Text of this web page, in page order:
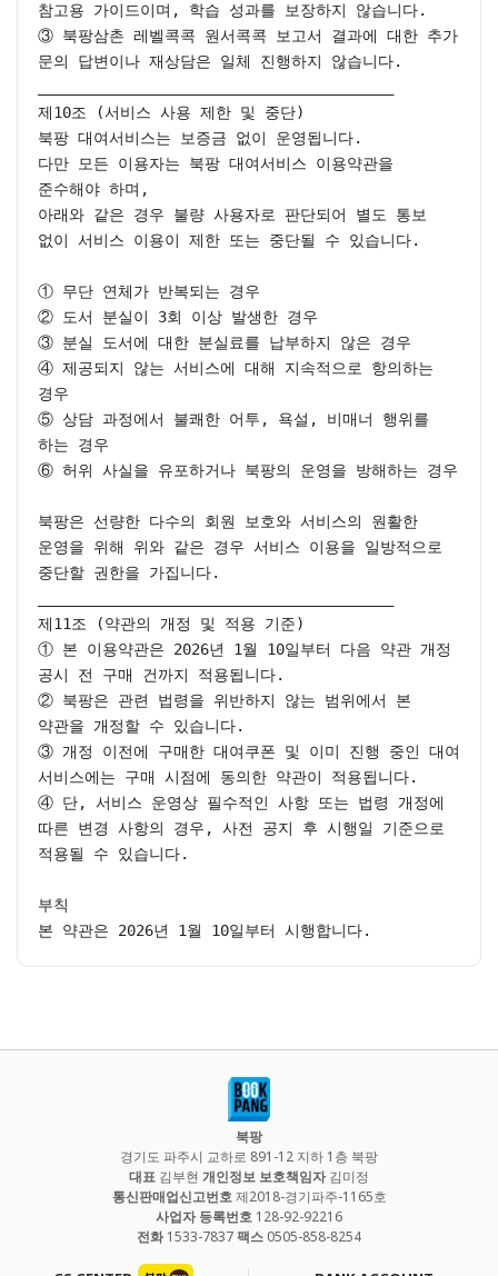
참고용 가이드이며, 학습 성과를 보장하지 않습니다.
③ 북팡삼촌 레벨콕콕 원서콕콕 보고서 결과에 대한 추가
문의 답변이나 재상담은 일체 진행하지 않습니다.
제10조 (서비스 사용 제한 및 중단)
북팡 대여서비스는 보증금 없이 운영됩니다.
다만 모든 이용자는 북팡 대여서비스 이용약관을
준수해야 하며,
아래와 같은 경우 불량 사용자로 판단되어 별도 통보
없이 서비스 이용이 제한 또는 중단될 수 있습니다.
① 무단 연체가 반복되는 경우
② 도서 분실이 3회 이상 발생한 경우
③ 분실 도서에 대한 분실료를 납부하지 않은 경우
④ 제공되지 않는 서비스에 대해 지속적으로 항의하는
경우
⑤ 상담 과정에서 불쾌한 어투, 욕설, 비매너 행위를
하는 경우
⑥ 허위 사실을 유포하거나 북팡의 운영을 방해하는 경우
북팡은 선량한 다수의 회원 보호와 서비스의 원활한
운영을 위해 위와 같은 경우 서비스 이용을 일방적으로
중단할 권한을 가집니다.
제11조 (약관의 개정 및 적용 기준)
① 본 이용약관은 2026년 1월 10일부터 다음 약관 개정
공시 전 구매 건까지 적용됩니다.
② 북팡은 관련 법령을 위반하지 않는 범위에서 본
약관을 개정할 수 있습니다.
③ 개정 이전에 구매한 대여쿠폰 및 이미 진행 중인 대여
서비스에는 구매 시점에 동의한 약관이 적용됩니다.
④ 단, 서비스 운영상 필수적인 사항 또는 법령 개정에
따른 변경 사항의 경우, 사전 공지 후 시행일 기준으로
적용될 수 있습니다.
부칙
본 약관은 2026년 1월 10일부터 시행합니다.
북팡
경기도 파주시 교하로 891-12 지하 1층 북팡
대표 김부현 개인정보 보호책임자김미정
통신판매업신고번호제2018-경기파주-1165호
사업자 등록번호 128-92-92216
전화1533-7837팩스 0505-858-8254